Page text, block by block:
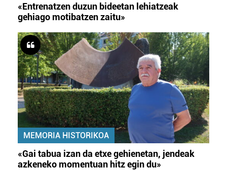
«Entrenatzen duzun bideetan lehiatzeak
gehiago motibatzen zaitu»
MEMORIA HISTORIKOA
«Gai tabua izan da etxe gehienetan, jendeak
azkeneko momentuan hitz egin du»